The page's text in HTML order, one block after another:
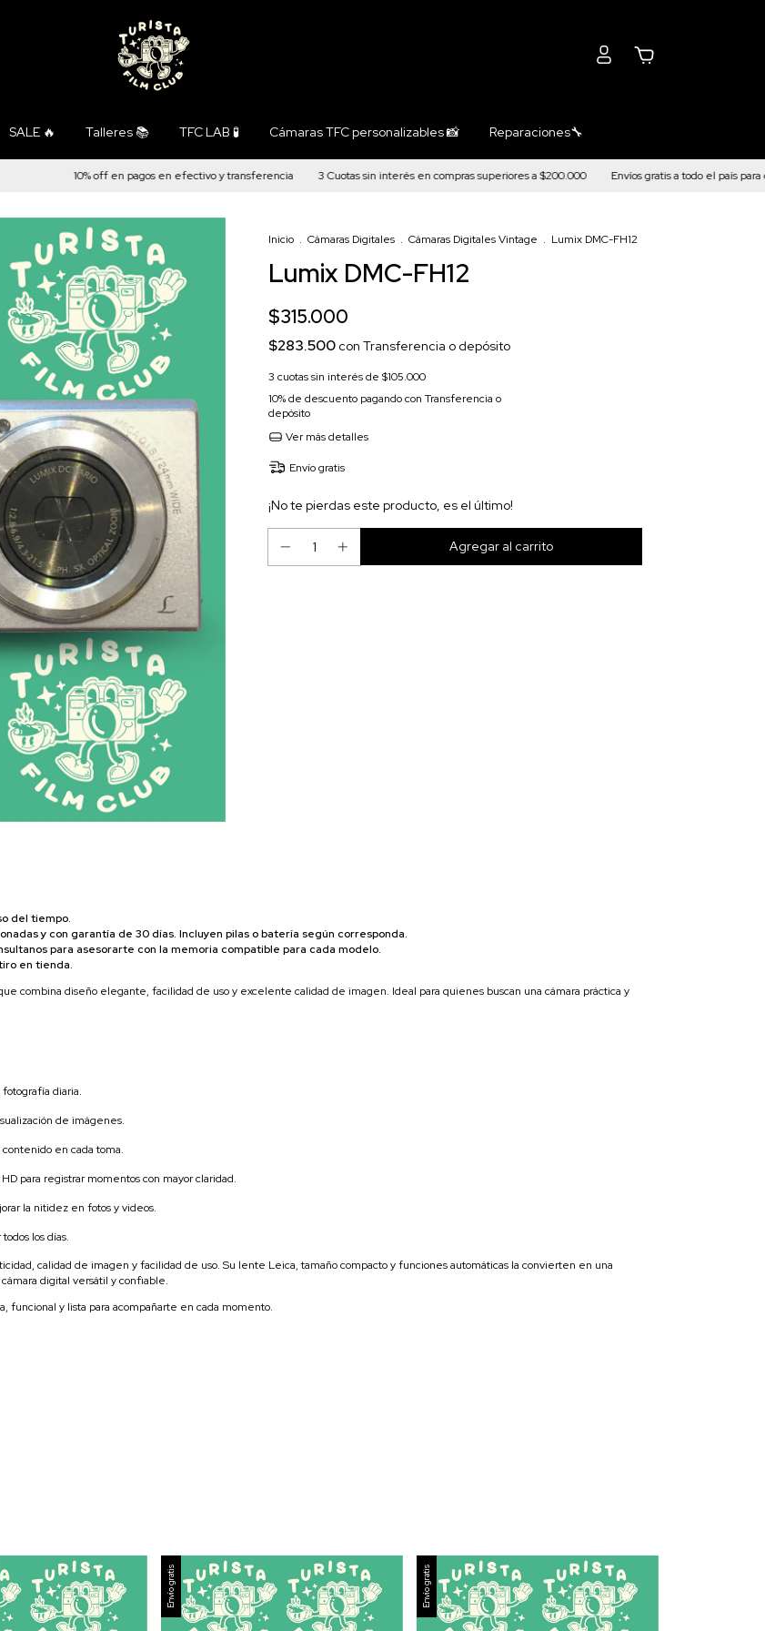
SALE 🔥 Talleres 📚 TFC LAB 🧪 Cámaras TFC personalizables 📸 Reparaciones🔧
10% off en pagos en efectivo y transferencia 3 Cuotas sin interés en compras superiores a $200.000 Envíos gratis a todo el país para
Inicio . Cámaras Digitales . Cámaras Digitales Vintage . Lumix DMC-FH12
Lumix DMC-FH12
$315.000
$283.500 con Transferencia o depósito
3 cuotas sin interés de $105.000
10% de descuento pagando con Transferencia o
depósito
Ver más detalles
Envío gratis
¡No te pierdas este producto, es el último!
del tiempo.
y con garantía de 30 días. Incluyen pilas o batería según corresponda.
para asesorarte con la memoria compatible para cada modelo.
en tienda.
combina diseño elegante, facilidad de uso y excelente calidad de imagen. Ideal para quienes buscan una cámara práctica y
diaria.
de imágenes.
en cada toma.
para registrar momentos con mayor claridad.
la nitidez en fotos y videos.
los días.
calidad de imagen y facilidad de uso. Su lente Leica, tamaño compacto y funciones automáticas la convierten en una
digital versátil y confiable.
funcional y lista para acompañarte en cada momento.
Envío gratis Envío gratis